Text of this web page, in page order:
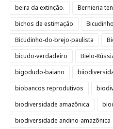
beira da extinção. Bernieria
bichos de estimação
Bicudinho-do-brejo-paulista
bicudo-verdadeiro
Bielo-
bigodudo-baiano
biobancos reprodutivos
biodiversidade amazônica
biodiversidade andino-amazônica